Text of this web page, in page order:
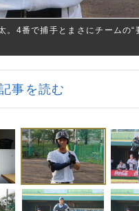
4番で捕手とまさにチームの“
事を読む